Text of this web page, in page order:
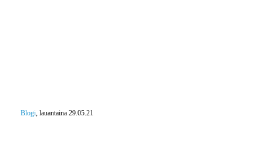
Blogi, lauantaina 29.05.21